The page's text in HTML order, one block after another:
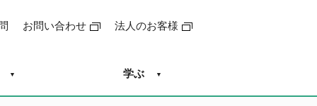
お問い合わせ 法人のお客様
学ぶ